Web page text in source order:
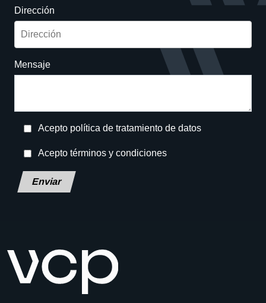
Dirección
Mensaje
Acepto política de tratamiento de datos
Acepto términos y condiciones
Deja este campo en blanco, por favor.